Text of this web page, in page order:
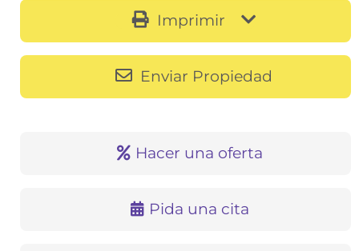
Imprimir
Enviar Propiedad
Hacer una oferta
Pida una cita